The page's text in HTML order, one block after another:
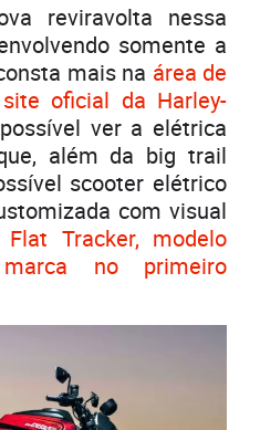
reviravolta nessa
somente a
mais na área de
oficial da Harley-
ver a elétrica
além da big trail
scooter elétrico
com visual
Flat Tracker, modelo
no primeiro